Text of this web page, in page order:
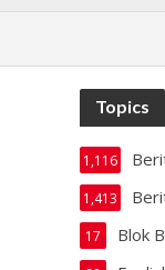
Topics
1,116
1,413
Blok
17